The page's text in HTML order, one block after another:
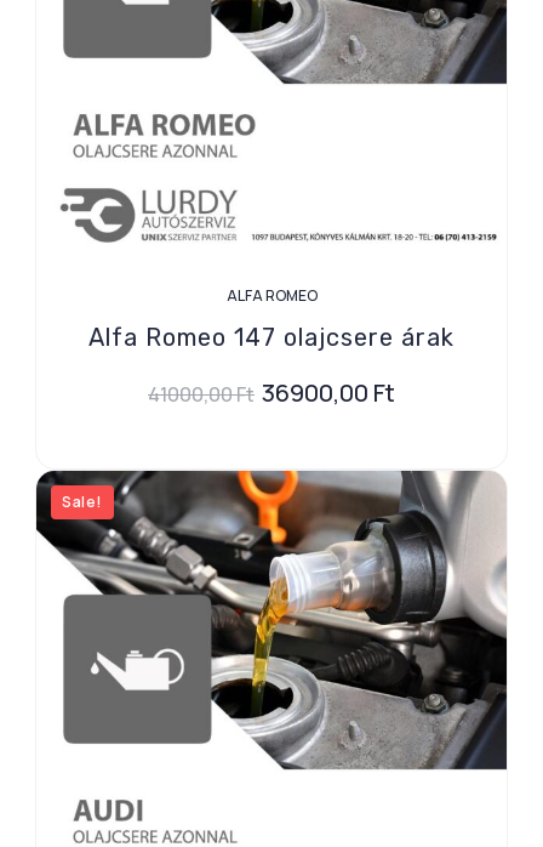
ALFA ROMEO
Alfa Romeo 147 olajcsere árak
41000,00Ft 36900,00 Ft
Sale!